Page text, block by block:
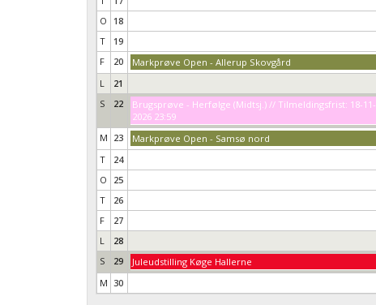
O
18
T
19
F
20
Markprøve Open - Allerup Skovgård
L
21
S
22
Brugsprøve - Herfølge (Midtsj.) // Tilmeldingsfrist: 18-11-
2026 23:59
M 23
Markprøve Open - Samsø nord
T
24
O
25
T
26
F
27
L
28
S
29
Juleudstilling Køge Hallerne
M 30